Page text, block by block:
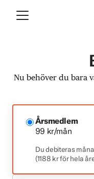
Nu behöver du bara
Årsmedlem
99 kr/mån
Du debiteras
(1188 kr för hela